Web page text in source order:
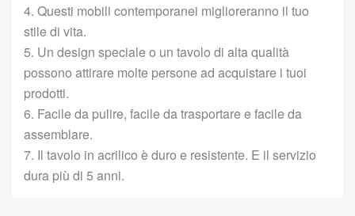
4. Questi mobili contemporanei miglioreranno il tuo
stile di vita.
5. Un design speciale o un tavolo di alta qualità
possono attirare molte persone ad acquistare i tuoi
prodotti.
6. Facile da pulire, facile da trasportare e facile da
assemblare.
7. Il tavolo in acrilico è duro e resistente. E il servizio
dura più di 5 anni.